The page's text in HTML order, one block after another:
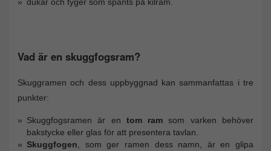
Vad är en skuggfogsram?
Skuggramen och dess uppbyggnad kan sammanfattas i tre
punkter:
Skuggfogsramen är en tom ram som varken behöver
bakstycke eller glas för att presentera tavlan.
Skuggfogen, som ger ramen dess namn, är en glipa